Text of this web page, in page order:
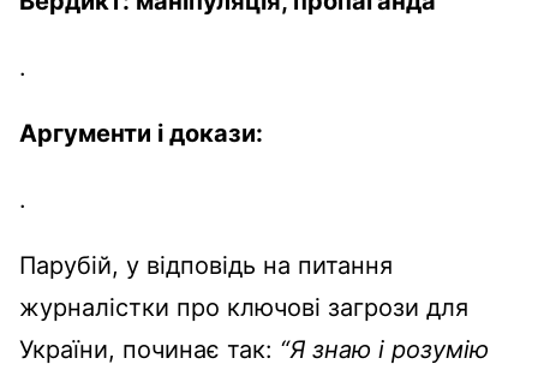
.
Аргументи і докази:
.
Парубій, у відповідь на питання
журналістки про ключові загрози для
України, починає так: “Я знаю і розумію